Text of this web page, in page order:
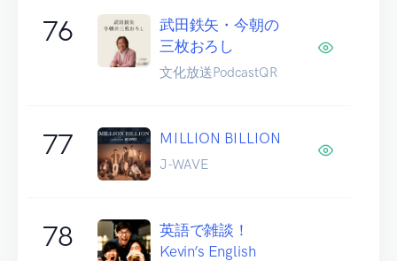
76
武田鉄矢・今朝の
三枚おろし
文化放送PodcastQR
77 MILLION BILLION
J-WAVE
78
英語で雑談！
Kevin’s English